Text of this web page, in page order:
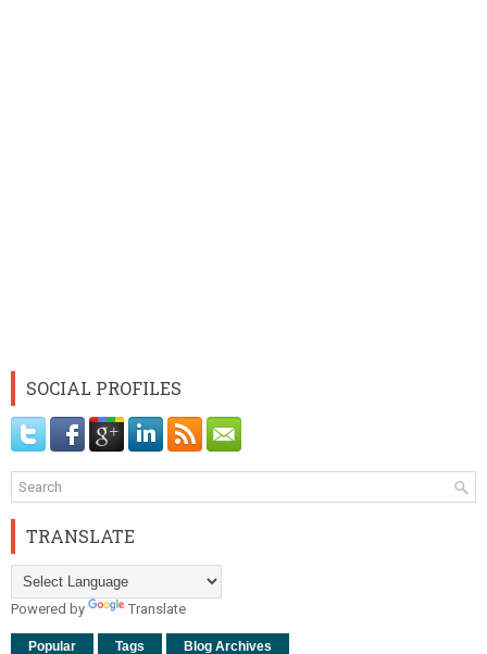
SOCIAL PROFILES
TRANSLATE
Powered by Translate
Popular Tags Blog Archives